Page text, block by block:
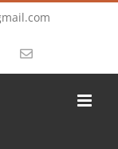
Email